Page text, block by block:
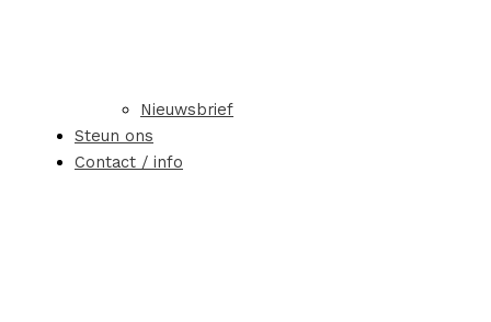
Nieuwsbrief
Steun ons
Contact / info